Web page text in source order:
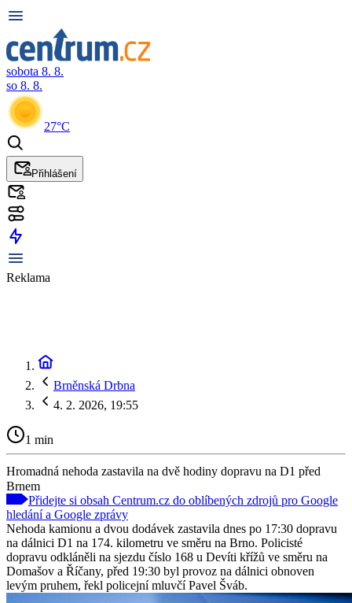
sobota 8. 8.
so 8. 8.
27°C
Přihlášení
Reklama
Brněnská Drbna
4. 2. 2026, 19:55
1 min
Hromadná nehoda zastavila na dvě hodiny dopravu na D1 před
Brnem
Přidejte si obsah Centrum.cz do oblíbených zdrojů pro Google
hledání a Google zprávy
Nehoda kamionu a dvou dodávek zastavila dnes po 17:30 dopravu
na dálnici D1 na 174. kilometru ve směru na Brno. Policisté
dopravu odkláněli na sjezdu číslo 168 u Devíti křížů ve směru na
Domašov a Říčany, před 19:30 byl provoz na dálnici obnoven
levým pruhem, řekl policejní mluvčí Pavel Šváb.